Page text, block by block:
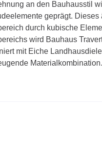
an den Bauhausstil
geprägt.
durch kubische
wird Bauhaus
mit Eiche
Materialkombination.